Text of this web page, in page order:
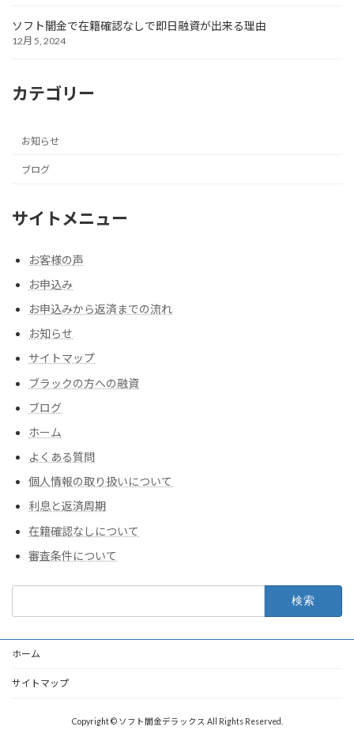
ソフト闇金で在籍確認なしで即日融資が出来る理由
12月 5, 2024
カテゴリー
お知らせ
ブログ
サイトメニュー
お客様の声
お申込み
お申込みから返済までの流れ
お知らせ
サイトマップ
ブラックの方への融資
ブログ
ホーム
よくある質問
個人情報の取り扱いについて
利息と返済周期
在籍確認なしについて
審査条件について
ホーム
サイトマップ
Copyright © ソフト闇金デラックス All Rights Reserved.